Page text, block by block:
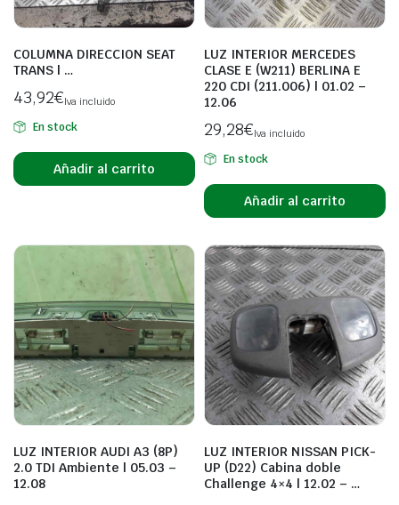
COLUMNA DIRECCION SEAT
TRANS | …
43,92€Iva incluido
En stock
Añadir al carrito
LUZ INTERIOR MERCEDES
CLASE E (W211) BERLINA E
220 CDI (211.006) | 01.02 –
12.06
29,28€Iva incluido
En stock
Añadir al carrito
LUZ INTERIOR AUDI A3 (8P)
2.0 TDI Ambiente | 05.03 –
12.08
LUZ INTERIOR NISSAN PICK-
UP (D22) Cabina doble
Challenge 4×4 | 12.02 – …